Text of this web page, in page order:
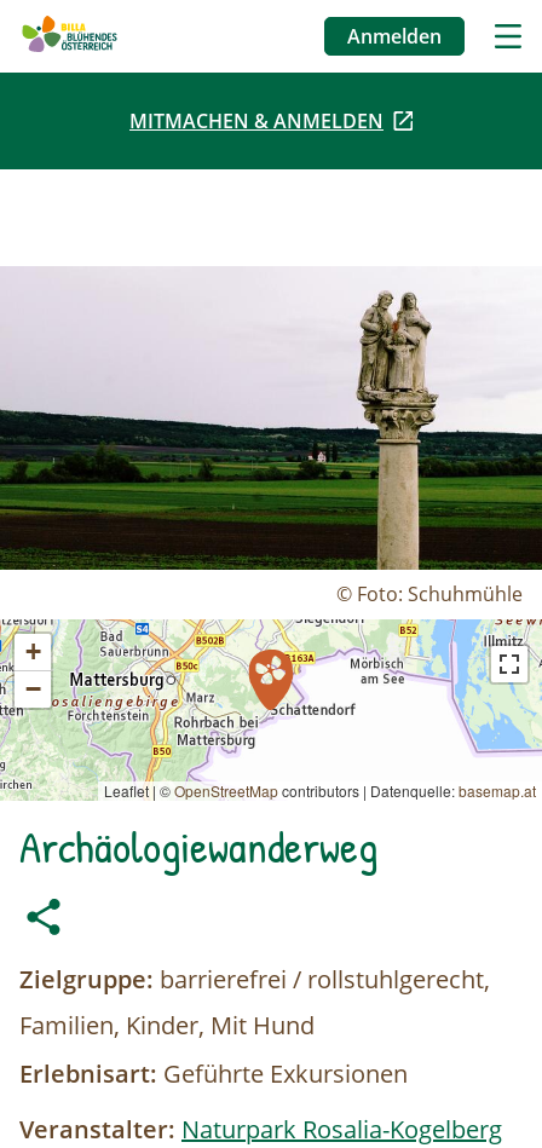
Direkt
Benutzermenü
Anmelden
MITMACHEN & ANMELDEN
© Foto: Schuhmühle
+
−
Leaflet | ©OpenStreetMapcontributors | Datenquelle:basemap.at
Archäologiewanderweg
Zielgruppe: barrierefrei / rollstuhlgerecht,
Familien, Kinder, Mit Hund
Erlebnisart: Geführte Exkursionen
Veranstalter: Naturpark Rosalia-Kogelberg